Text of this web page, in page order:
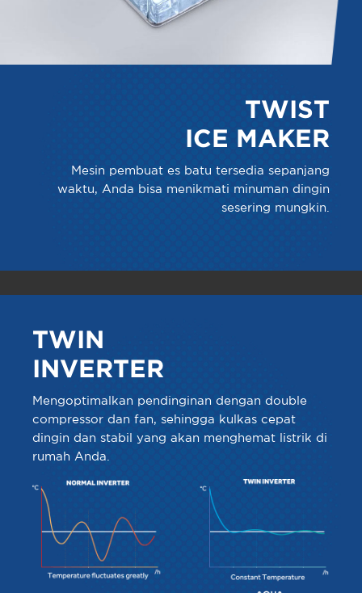
TWIST
ICE MAKER
Mesin pembuat es batu tersedia sepanjang
waktu, Anda bisa menikmati minuman dingin
sesering mungkin.
TWIN
INVERTER
Mengoptimalkan pendinginan dengan double
compressor dan fan, sehingga kulkas cepat
dingin dan stabil yang akan menghemat listrik di
rumah Anda.